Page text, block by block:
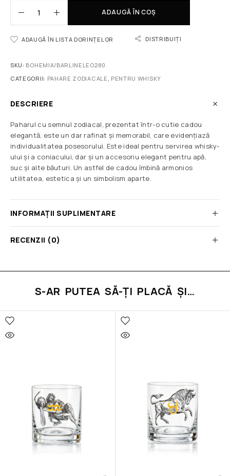
ADAUGĂ ÎN COȘ
ADAUGĂ ÎN LISTA DORINȚELOR DISTRIBUIȚI
SKU: BOHEMIA/BARLINELEO280
CATEGORII: PAHARE ZODIACALE , PENTRU WHISKY
DESCRIERE
Paharul cu semnul zodiacal, prezentat într-o cutie cadou
elegantă, este un dar rafinat și memorabil, care evidențiază
individualitatea posesorului. Este ideal pentru servirea whisky-
ului și a coniacului, dar și un accesoriu elegant pentru apă,
suc și alte băuturi. Un astfel de cadou îmbină armonios
utilitatea, estetica și un simbolism aparte.
INFORMAȚII SUPLIMENTARE
RECENZII (0)
S-AR PUTEA SĂ-ȚI PLACĂ ȘI…